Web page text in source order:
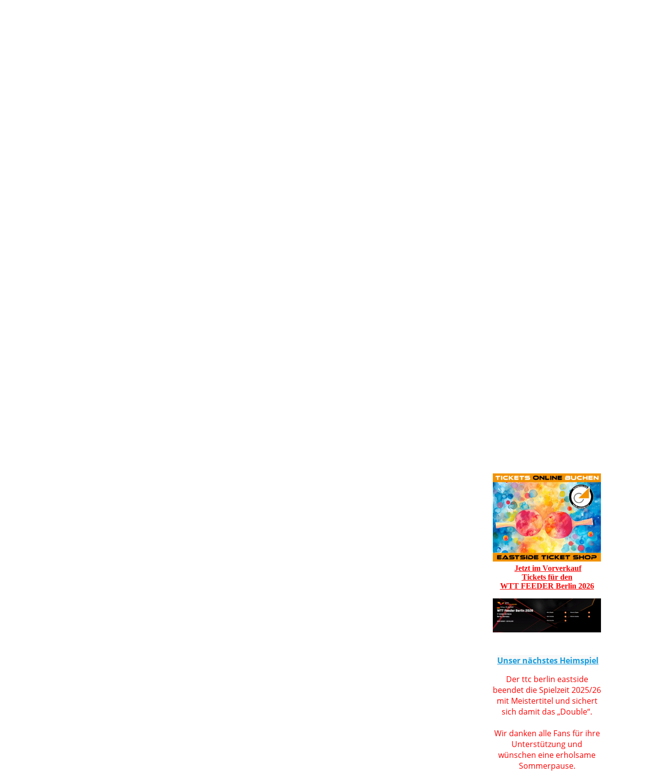
Jetzt im Vorverkauf
Tickets für den
WTT FEEDER Berlin 2026
Unser nächstes Heimspiel
Der ttc berlin eastside
beendet die Spielzeit 2025/26
mit Meistertitel und sichert
sich damit das „Double“.
Wir danken alle Fans für ihre
Unterstützung und
wünschen eine erholsame
Sommerpause.